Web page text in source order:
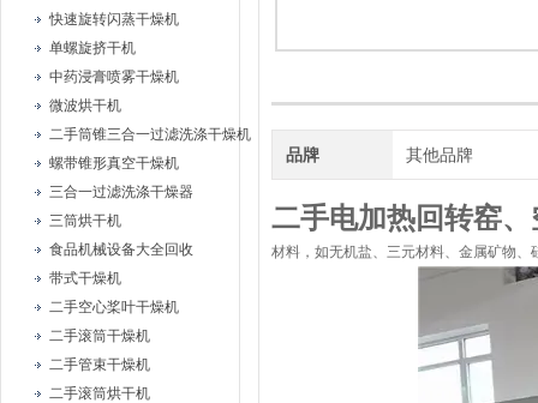
快速旋转闪蒸干燥机
单螺旋挤干机
中药浸膏喷雾干燥机
微波烘干机
二手筒锥三合一过滤洗涤干燥机
螺带锥形真空干燥机
三合一过滤洗涤干燥器
三筒烘干机
食品机械设备大全回收
带式干燥机
二手空心桨叶干燥机
二手滚筒干燥机
二手管束干燥机
二手滚筒烘干机
品牌 其他品牌
二手电加热回转窑
材料，如无机盐、三元材料、金属矿物